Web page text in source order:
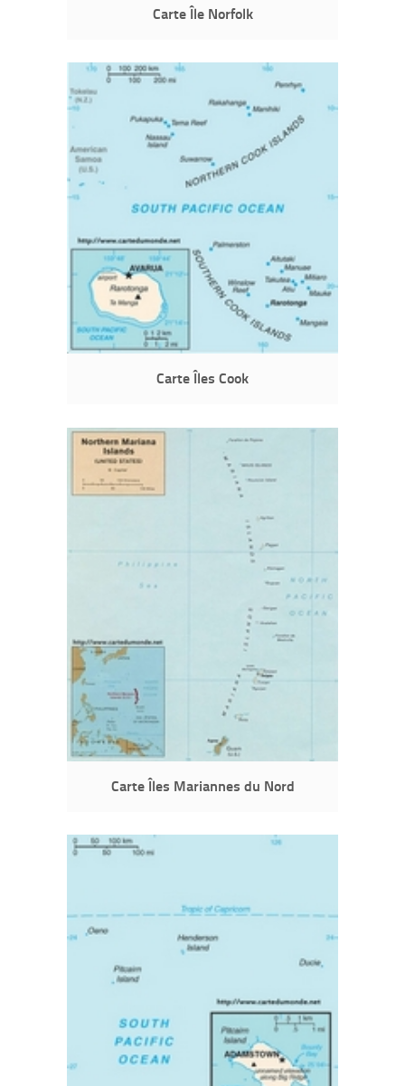
Carte Île Norfolk
Carte Îles Cook
Carte Îles Mariannes du Nord